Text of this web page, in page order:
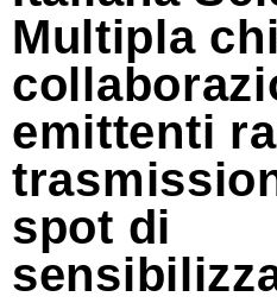
Multipla
emittenti
spot di